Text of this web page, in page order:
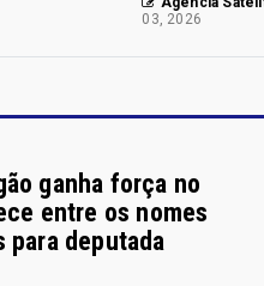
03, 2026
ganha força no
entre os nomes
para deputada